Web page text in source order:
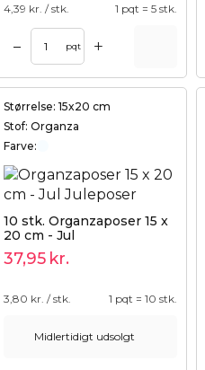
4,39 kr. / stk. 1 pqt = 5 stk.
– pqt +
Størrelse: 15x20 cm
Stof: Organza
Farve:
10 stk. Organzaposer 15 x
20 cm - Jul
37,95 kr.
3,80 kr. / stk. 1 pqt = 10 stk.
Midlertidigt udsolgt